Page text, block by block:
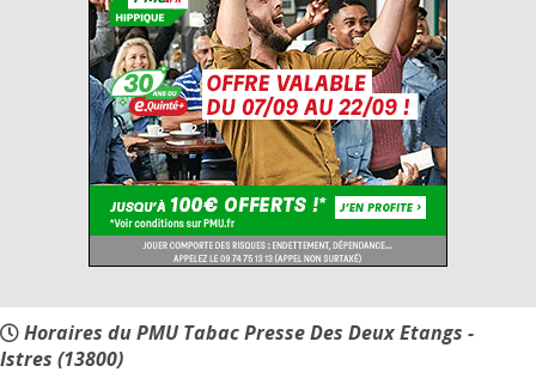
Horaires du PMU Tabac Presse Des Deux Etangs -
Istres (13800)